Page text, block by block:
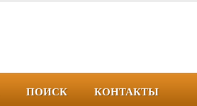
ПОИСК КОНТАКТЫ